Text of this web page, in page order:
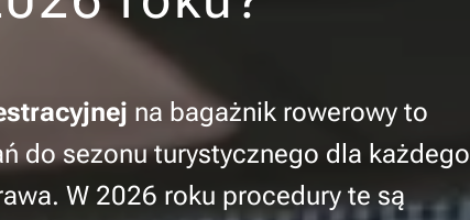
na bagażnik rowerowy to
do sezonu turystycznego dla każdego
W 2026 roku procedury te są